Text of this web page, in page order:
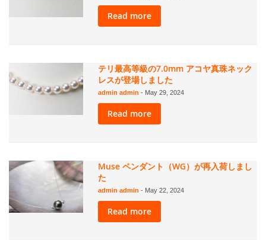
Read more
テリ最高等級の7.0mm アコヤ真珠ネック
レスが登場しました
admin admin- May 29, 2024
Read more
Muse ペンダント（WG）が再入荷しまし
た
admin admin- May 22, 2024
Read more